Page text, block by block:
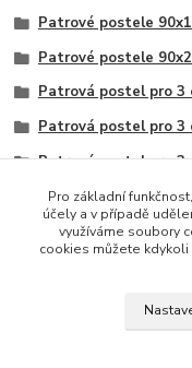
Patrové postele
Patrové postele
Patrová postel pro 3
Patrová postel pro 3
Patrová postel pro 3
Patrová postel pro 3
Patrová postel pro 3
Pro základní
účely a v případě
využíváme soubory
cookies můžete